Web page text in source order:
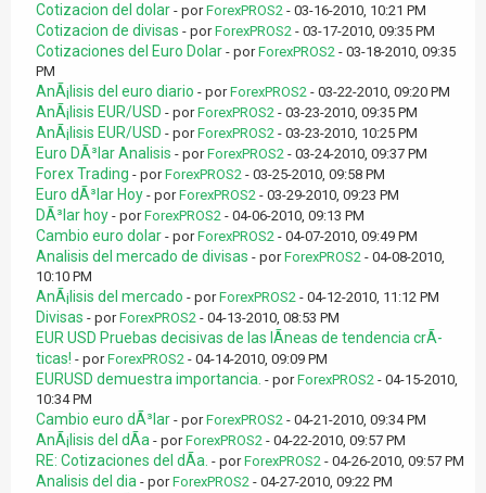
Cotizacion del dolar - porForexPROS2 - 03-16-2010, 10:21 PM
Cotizacion de divisas - porForexPROS2 - 03-17-2010, 09:35 PM
Cotizaciones del Euro Dolar - porForexPROS2 - 03-18-2010, 09:35
PM
AnÃ¡lisis del euro diario - porForexPROS2 - 03-22-2010, 09:20 PM
AnÃ¡lisis EUR/USD - porForexPROS2 - 03-23-2010, 09:35 PM
AnÃ¡lisis EUR/USD - porForexPROS2 - 03-23-2010, 10:25 PM
Euro DÃ³lar Analisis - porForexPROS2 - 03-24-2010, 09:37 PM
Forex Trading - porForexPROS2 - 03-25-2010, 09:58 PM
Euro dÃ³lar Hoy - porForexPROS2 - 03-29-2010, 09:23 PM
DÃ³lar hoy - porForexPROS2 - 04-06-2010, 09:13 PM
Cambio euro dolar - porForexPROS2 - 04-07-2010, 09:49 PM
Analisis del mercado de divisas - porForexPROS2 - 04-08-2010,
10:10 PM
AnÃ¡lisis del mercado - porForexPROS2 - 04-12-2010, 11:12 PM
Divisas - porForexPROS2 - 04-13-2010, 08:53 PM
EUR USD Pruebas decisivas de las lÃ­neas de tendencia crÃ­
ticas! - porForexPROS2 - 04-14-2010, 09:09 PM
EURUSD demuestra importancia. - porForexPROS2 - 04-15-2010,
10:34 PM
Cambio euro dÃ³lar - porForexPROS2 - 04-21-2010, 09:34 PM
AnÃ¡lisis del dÃ­a - porForexPROS2 - 04-22-2010, 09:57 PM
RE: Cotizaciones del dÃ­a. - porForexPROS2 - 04-26-2010, 09:57 PM
Analisis del dia - porForexPROS2 - 04-27-2010, 09:22 PM